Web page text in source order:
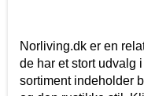
Norliving.dk er en
de har et stort udvalg
sortiment indeholder